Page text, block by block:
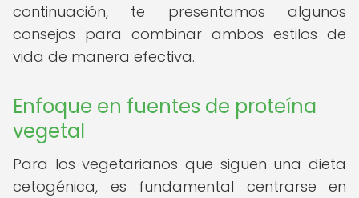
continuación, te presentamos algunos
consejos para combinar ambos estilos de
vida de manera efectiva.
Enfoque en fuentes de proteína
vegetal
Para los vegetarianos que siguen una dieta
cetogénica, es fundamental centrarse en